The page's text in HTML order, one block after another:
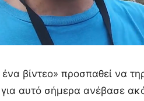
βίντεο» προσπαθεί να
για αυτό σήμερα ανέβασε